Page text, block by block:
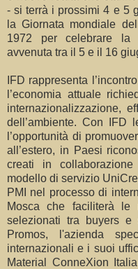
- si terrà i prossimi 4 e 5
la Giornata mondiale
1972 per celebrare la
avvenuta tra il 5 e il 16
IFD rappresenta
l’economia attuale
internazionalizzazione,
dell’ambiente. Con IFD
l’opportunità di
all’estero, in Paesi
creati in
modello di servizio
PMI nel processo di
Mosca che faciliterà le
selezionati tra buyers
Promos, l'azienda
internazionali e i suoi
Material ConneXion